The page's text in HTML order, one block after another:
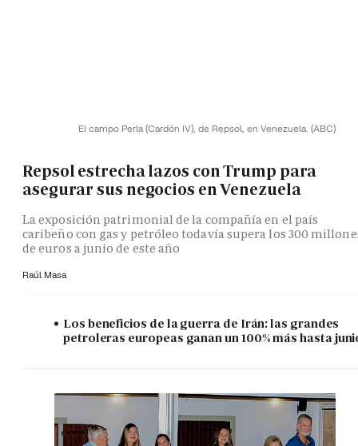
El campo Perla (Cardón IV), de Repsol, en Venezuela. (ABC)
Repsol estrecha lazos con Trump para
asegurar sus negocios en Venezuela
La exposición patrimonial de la compañía en el país
caribeño con gas y petróleo todavía supera los 300
de euros a junio de este año
Raúl Masa
Los beneficios de la guerra de Irán: las grandes
petroleras europeas ganan un 100% más hasta